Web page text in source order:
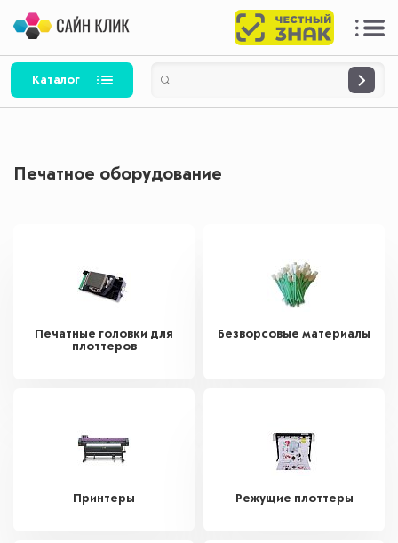
Каталог
Печатное оборудование
Печатные головки для
плоттеров
Безворсовые материалы
Принтеры Режущие плоттеры